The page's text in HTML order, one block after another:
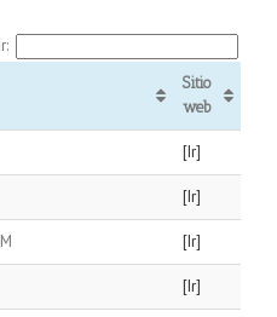
Sitio
web
[Ir]
[Ir]
[Ir]
[Ir]